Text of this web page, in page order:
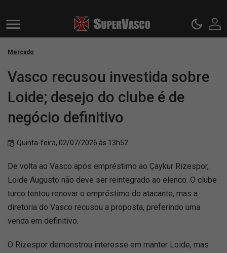
Mercado
Vasco recusou investida sobre
Loide; desejo do clube é de
negócio definitivo
Quinta-feira, 02/07/2026 às 13h52
De volta ao Vasco após empréstimo ao Çaykur Rizespor,
Loide Augusto não deve ser reintegrado ao elenco. O clube
turco tentou renovar o empréstimo do atacante, mas a
diretoria do Vasco recusou a proposta, preferindo uma
venda em definitivo.
O Rizespor demonstrou interesse em manter Loide, mas